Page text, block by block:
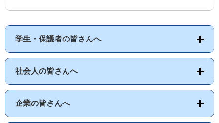
学生・保護者の皆さんへ
社会人の皆さんへ
企業の皆さんへ